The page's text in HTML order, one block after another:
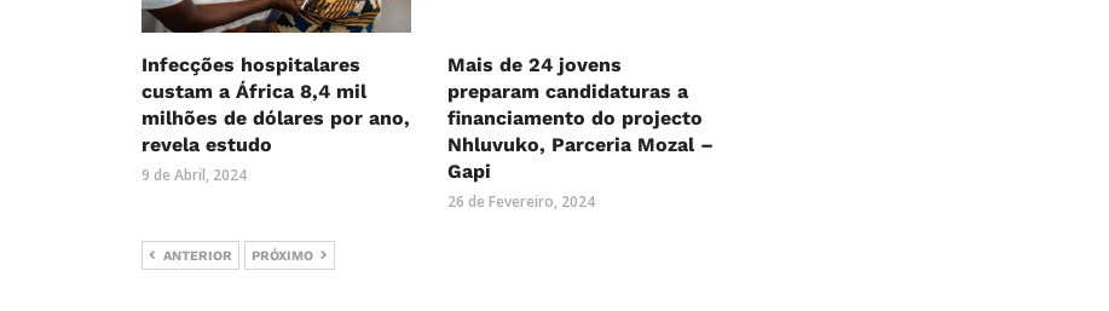
Infecções hospitalares
custam a África 8,4 mil
milhões de dólares por ano,
revela estudo
9 de Abril, 2024
Mais de 24 jovens
preparam candidaturas a
financiamento do projecto
Nhluvuko, Parceria Mozal –
Gapi
26 de Fevereiro, 2024
ANTERIOR PRÓXIMO